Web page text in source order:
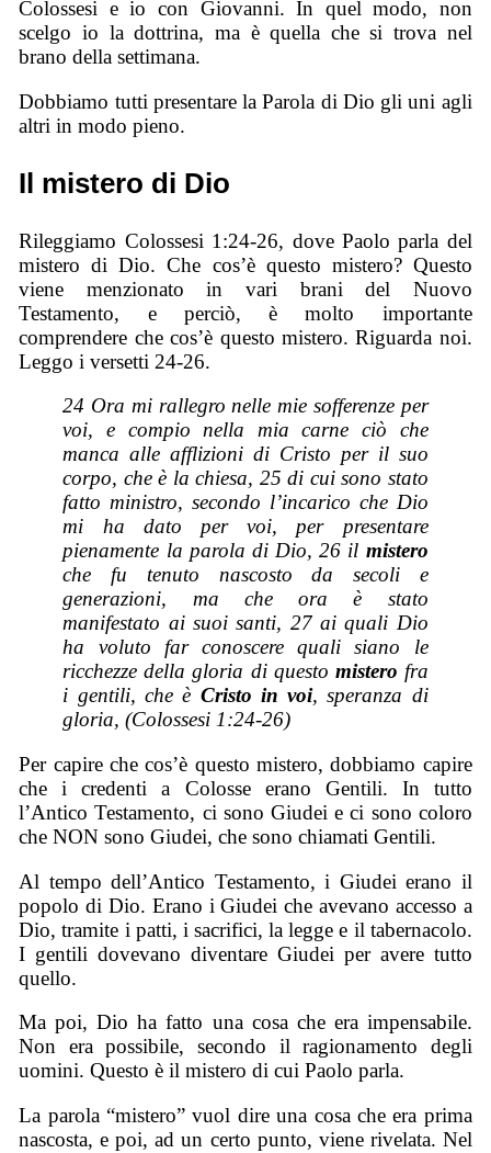
Colossesi e io con Giovanni. In quel modo, non
scelgo io la dottrina, ma è quella che si trova nel
brano della settimana.
Dobbiamo tutti presentare la Parola di Dio gli uni agli
altri in modo pieno.
Il mistero di Dio
Rileggiamo Colossesi 1:24-26, dove Paolo parla del
mistero di Dio. Che cos’è questo mistero? Questo
viene menzionato in vari brani del Nuovo
Testamento, e perciò, è molto importante
comprendere che cos’è questo mistero. Riguarda noi.
Leggo i versetti 24-26.
24 Ora mi rallegro nelle mie sofferenze per
voi, e compio nella mia carne ciò che
manca alle afflizioni di Cristo per il suo
corpo, che è la chiesa, 25 di cui sono stato
fatto ministro, secondo l’incarico che Dio
mi ha dato per voi, per presentare
pienamente la parola di Dio, 26 il mistero
che fu tenuto nascosto da secoli e
generazioni, ma che ora è stato
manifestato ai suoi santi, 27 ai quali Dio
ha voluto far conoscere qualisiano le
ricchezze della gloria di questo mistero fra
i gentili, che è Cristo in voi, speranza di
gloria, (Colossesi 1:24-26)
Per capire che cos’è questo mistero, dobbiamo capire
che i credenti a Colosse erano Gentili. In tutto
l’Antico Testamento, ci sono Giudei e ci sono coloro
che NON sono Giudei, che sono chiamati Gentili.
Al tempo dell’Antico Testamento, i Giudei erano il
popolo di Dio. Erano i Giudei che avevano accesso a
Dio, tramite i patti, i sacrifici, la legge e il tabernacolo.
I gentili dovevano diventare Giudei per avere tutto
quello.
Ma poi, Dio ha fatto una cosa che era impensabile.
Non era possibile, secondo il ragionamento degli
uomini. Questo è il mistero di cui Paolo parla.
La parola “mistero” vuol dire una cosa che era prima
nascosta, e poi, ad un certo punto, viene rivelata. Nel